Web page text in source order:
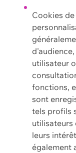
Cookies
utilisateur
fonctions,
sont
tels profils
utilisateurs
leurs
également